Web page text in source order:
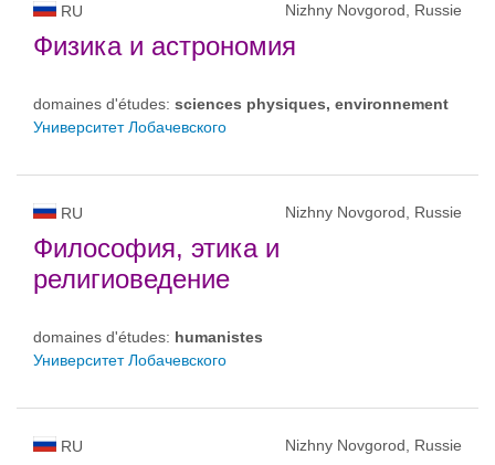
RU Nizhny Novgorod, Russie
Физика и астрономия
domaines d'études: sciences physiques, environnement
Университет Лобачевского
RU Nizhny Novgorod, Russie
Философия, этика и
религиоведение
domaines d'études: humanistes
Университет Лобачевского
RU Nizhny Novgorod, Russie